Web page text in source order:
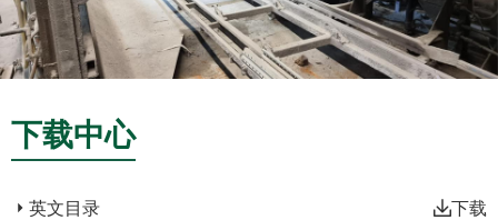
下载中心
英文目录 下载